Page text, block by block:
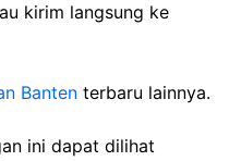
kirim langsung ke
Banten terbaru lainnya.
ini dapat dilihat